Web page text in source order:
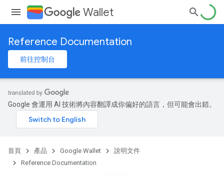
Wallet
Reference Documentation
前往控制台
Google 會運用 AI 技術將內容翻譯成你偏好的語言，但可能會出錯。
首頁 產品 Google Wallet
說明文件
Reference Documentation